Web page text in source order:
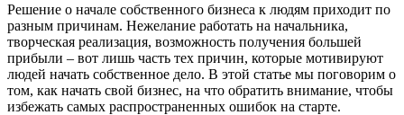
Решение о начале собственного бизнеса к людям приходит по
разным причинам. Нежелание работать на начальника,
творческая реализация, возможность получения большей
прибыли – вот лишь часть тех причин, которые мотивируют
людей начать собственное дело. В этой статье мы поговорим о
том, как начать свой бизнес, на что обратить внимание, чтобы
избежать самых распространенных ошибок на старте.